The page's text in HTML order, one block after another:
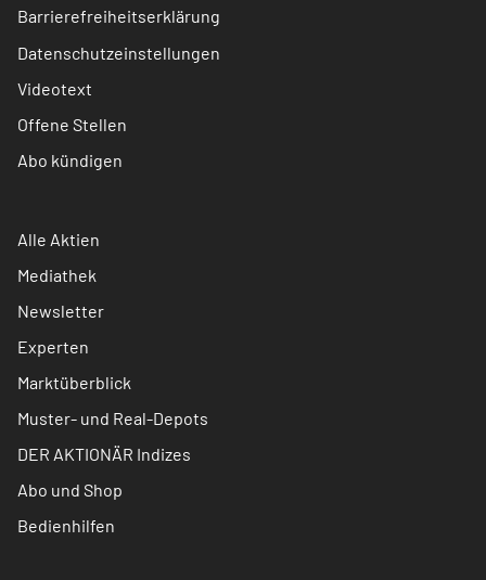
Barrierefreiheitserklärung
Datenschutzeinstellungen
Videotext
Offene Stellen
Abo kündigen
Alle Aktien
Mediathek
Newsletter
Experten
Marktüberblick
Muster- und Real-Depots
DER AKTIONÄR Indizes
Abo und Shop
Bedienhilfen